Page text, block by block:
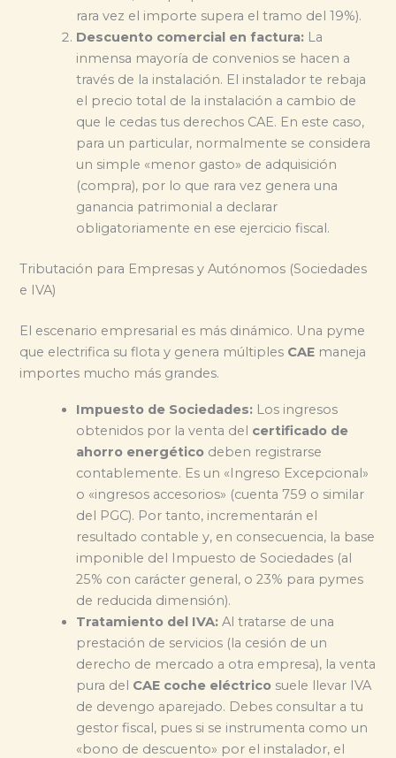
rara vez el importe supera el tramo del 19%).
Descuento comercial en factura: La
inmensa mayoría de convenios se hacen a
través de la instalación. El instalador te rebaja
el precio total de la instalación a cambio de
que le cedas tus derechos CAE. En este caso,
para un particular, normalmente se considera
un simple «menor gasto» de adquisición
(compra), por lo que rara vez genera una
ganancia patrimonial a declarar
obligatoriamente en ese ejercicio fiscal.
Tributación para Empresas y Autónomos (Sociedades
e IVA)
El escenario empresarial es más dinámico. Una pyme
que electrifica su flota y genera múltiples CAE maneja
importes mucho más grandes.
Impuesto de Sociedades: Los ingresos
obtenidos por la venta del certificado de
ahorro energético deben registrarse
contablemente. Es un «Ingreso Excepcional»
o «ingresos accesorios» (cuenta 759 o similar
del PGC). Por tanto, incrementarán el
resultado contable y, en consecuencia, la base
imponible del Impuesto de Sociedades (al
25% con carácter general, o 23% para pymes
de reducida dimensión).
Tratamiento del IVA: Al tratarse de una
prestación de servicios (la cesión de un
derecho de mercado a otra empresa), la venta
pura del CAE coche eléctrico suele llevar IVA
de devengo aparejado. Debes consultar a tu
gestor fiscal, pues si se instrumenta como un
«bono de descuento» por el instalador, el